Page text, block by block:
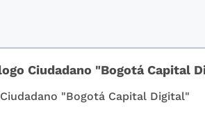
Ciudadano "Bogotá Capital
"Bogotá Capital Digital"